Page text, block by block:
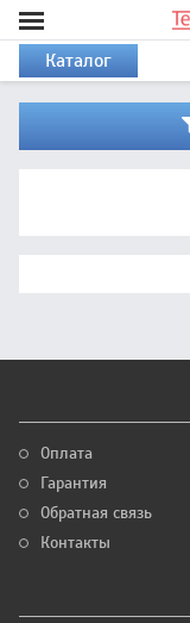
Каталог
Оплата
Гарантия
Обратная связь
Контакты